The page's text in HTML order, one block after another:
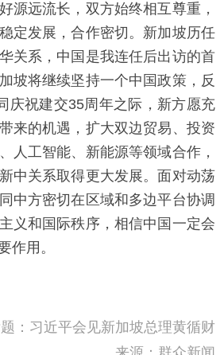
源远流长，双方始终相互尊重，
定发展，合作密切。新加坡历任
关系，中国是我连任后出访的首
坡将继续坚持一个中国政策，反
庆祝建交35周年之际，新方愿充
来的机遇，扩大双边贸易、投资
人工智能、新能源等领域合作，
中关系取得更大发展。面对动荡
中方密切在区域和多边平台协调
义和国际秩序，相信中国一定会
作用。
：习近平会见新加坡总理黄循财